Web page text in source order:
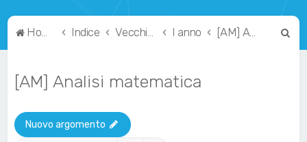
Home Indice Vecchio Ordinamento I anno [AM] Analisi matematica
[AM] Analisi matematica
Nuovo argomento